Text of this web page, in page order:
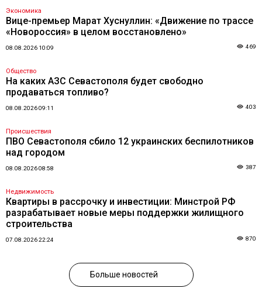
Экономика
Вице-премьер Марат Хуснуллин: «Движение по трассе
«Новороссия» в целом восстановлено»
08.08.2026 10:09 469
Общество
На каких АЗС Севастополя будет свободно
продаваться топливо?
08.08.2026 09:11 403
Происшествия
ПВО Севастополя сбило 12 украинских беспилотников
над городом
08.08.2026 08:58 387
Недвижимость
Квартиры в рассрочку и инвестиции: Минстрой РФ
разрабатывает новые меры поддержки жилищного
строительства
07.08.2026 22:24 870
Больше новостей